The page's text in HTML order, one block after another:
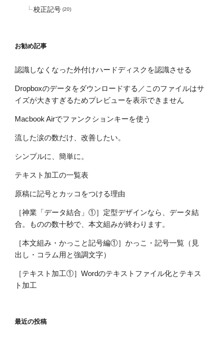
校正記号 (20)
お勧め記事
認識しなくなった外付けハードディスクを認識させる
Dropboxのデータをダウンロードする／このファイルはサ
イズが大きすぎるためプレビューを表示できません
Macbook Airでファンクションキーを使う
流した涙の数だけ、改善したい。
シンプルに、簡単に。
テキスト加工の一覧表
原稿に記号とカッコをつける理由
［神業「データ結合」①］定型デザインなら、データ結
合。ものの数十秒で、本文組みが終わります。
［本文組み・かっこと記号編①］かっこ・記号一覧（見
出し・コラム用と強調文字）
［テキスト加工①］Wordのテキストファイル化とテキス
ト加工
最近の投稿